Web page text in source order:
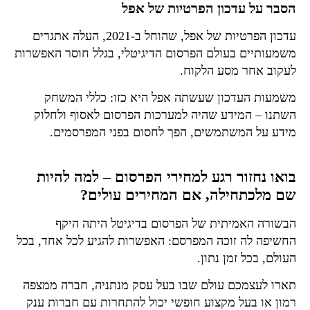
הסבר על עדכון הפרטיות של אפל
עדכון הפרטיות של אפל, שהוחל ב-2021, העלה אתגרים
משמעותיים בעולם הפרסום הדיגיטלי, בגלל חוסר האפשרות
לעקוב אחר מסע הלקוח.
משמעות העדכון שעשתה אפל היא כזו: כללי המשחק
השתנו – המידע שהיה למערכות הפרסום לאסוף ולחלוק
מידע על המשתמשים, הפך לחסום בפני המפרסמים.
בואו נחזור רגע למחירי הפרסום – למה להיות
שם מלכתחילה, אם המחירים עולים?
הבשורה האמיתית של הפרסום בדיגיטל היתה היקף
החשיפה לה זוכה המפרסם: האפשרות להגיע לכל אחד, בכל
העולם, בכל זמן נתון.
תארו לעצמכם עולם שבו בעל עסק מנתניה, חברה ממצפה
רמון או בעל מקצוע חופשי יכול להתחרות עם חברות ענק